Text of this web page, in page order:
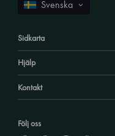
Sidkarta
Hjälp
Kontakt
Följ oss